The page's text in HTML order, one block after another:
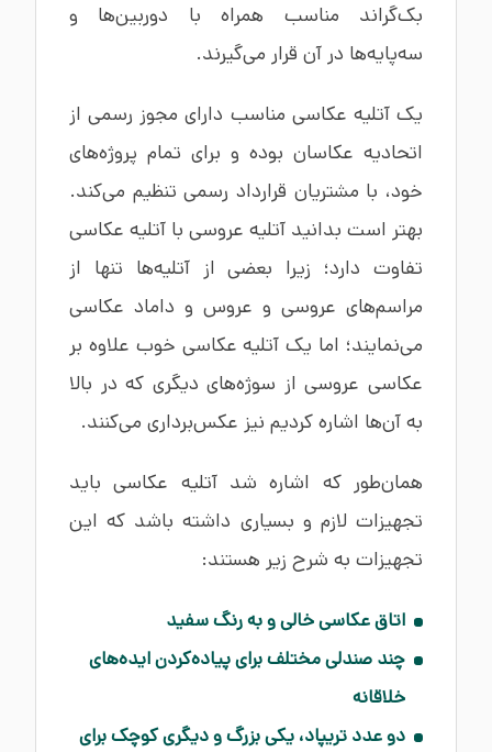
بک‌گراند مناسب همراه با دوربین‌ها و
سه‌پایه‌ها در آن قرار می‌گیرند.
یک آتلیه عکاسی مناسب دارای مجوز رسمی از
اتحادیه عکاسان بوده و برای تمام پروژه‌های
خود، با مشتریان قرارداد رسمی تنظیم می‌کند.
بهتر است بدانید آتلیه عروسی با آتلیه عکاسی
تفاوت دارد؛ زیرا بعضی از آتلیه‌ها تنها از
مراسم‌های عروسی و عروس و داماد عکاسی
می‌نمایند؛ اما یک آتلیه عکاسی خوب علاوه بر
عکاسی عروسی از سوژه‌های دیگری که در بالا
به آن‌ها اشاره کردیم نیز عکس‌برداری می‌کنند.
همان‌طور که اشاره شد آتلیه عکاسی باید
تجهیزات لازم و بسیاری داشته باشد که این
تجهیزات به شرح زیر هستند:
اتاق عکاسی خالی و به رنگ سفید
چند صندلی مختلف برای پیاده‌کردن ایده‌های
خلاقانه
دو عدد تریپاد، یکی بزرگ و دیگری کوچک برای